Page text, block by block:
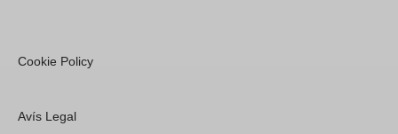
Cookie Policy
Avís Legal